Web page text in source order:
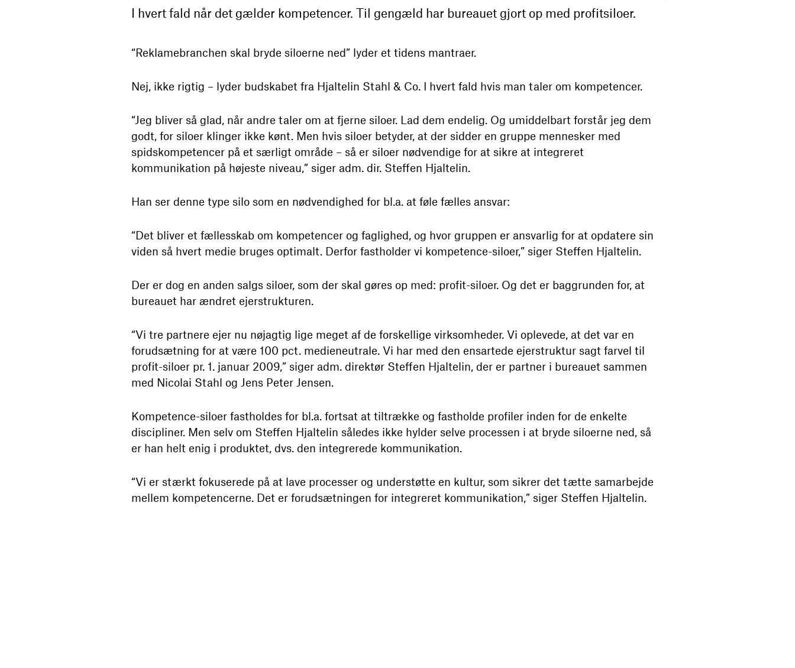
I hvert fald når det gælder kompetencer. Til gengæld har bureauet gjort op med profitsiloer.
“Reklamebranchen skal bryde siloerne ned” lyder et tidens mantraer.
Nej, ikke rigtig – lyder budskabet fra Hjaltelin Stahl & Co. I hvert fald hvis man taler om kompetencer.
“Jeg bliver så glad, når andre taler om at fjerne siloer. Lad dem endelig. Og umiddelbart forstår jeg dem
godt, for siloer klinger ikke kønt. Men hvis siloer betyder, at der sidder en gruppe mennesker med
spidskompetencer på et særligt område – så er siloer nødvendige for at sikre at integreret
kommunikation på højeste niveau,” siger adm. dir. Steffen Hjaltelin.
Han ser denne type silo som en nødvendighed for bl.a. at føle fælles ansvar:
“Det bliver et fællesskab om kompetencer og faglighed, og hvor gruppen er ansvarlig for at opdatere sin
viden så hvert medie bruges optimalt. Derfor fastholder vi kompetence-siloer,” siger Steffen Hjaltelin.
Der er dog en anden salgs siloer, som der skal gøres op med: profit-siloer. Og det er baggrunden for, at
bureauet har ændret ejerstrukturen.
“Vi tre partnere ejer nu nøjagtig lige meget af de forskellige virksomheder. Vi oplevede, at det var en
forudsætning for at være 100 pct. medieneutrale. Vi har med den ensartede ejerstruktur sagt farvel til
profit-siloer pr. 1. januar 2009,” siger adm. direktør Steffen Hjaltelin, der er partner i bureauet sammen
med Nicolai Stahl og Jens Peter Jensen.
Kompetence-siloer fastholdes for bl.a. fortsat at tiltrække og fastholde profiler inden for de enkelte
discipliner. Men selv om Steffen Hjaltelin således ikke hylder selve processen i at bryde siloerne ned, så
er han helt enig i produktet, dvs. den integrerede kommunikation.
“Vi er stærkt fokuserede på at lave processer og understøtte en kultur, som sikrer det tætte samarbejde
mellem kompetencerne. Det er forudsætningen for integreret kommunikation,” siger Steffen Hjaltelin.